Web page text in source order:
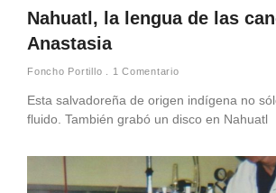
Nahuatl, la lengua de las
Anastasia
Foncho Portillo 1 Comentario
Esta salvadoreña de origen indígena no
fluido. También grabó un disco en Nahuatl